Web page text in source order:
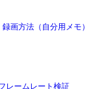
画方法（自分用メモ）
レームレート検証